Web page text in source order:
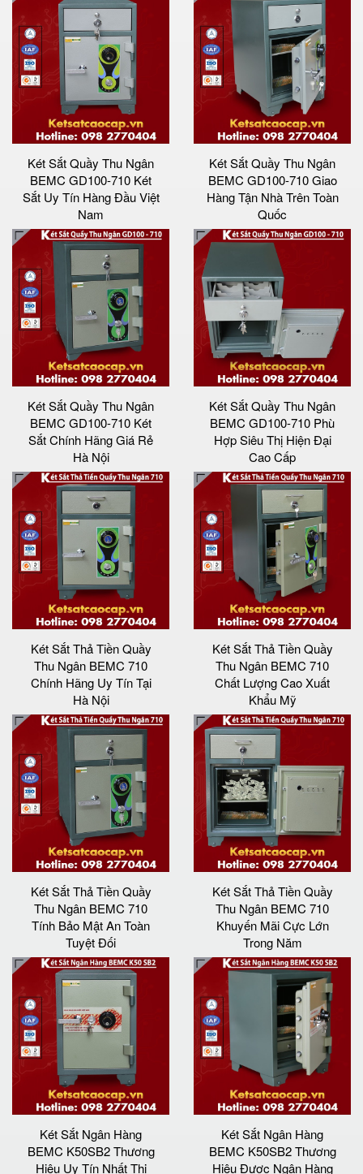
Két Sắt Quầy Thu Ngân
BEMC GD100-710 Két
Sắt Uy Tín Hàng Đầu Việt
Nam
Két Sắt Quầy Thu Ngân
BEMC GD100-710 Giao
Hàng Tận Nhà Trên Toàn
Quốc
Két Sắt Quầy Thu Ngân
BEMC GD100-710 Két
Sắt Chính Hãng Giá Rẻ
Hà Nội
Két Sắt Quầy Thu Ngân
BEMC GD100-710 Phù
Hợp Siêu Thị Hiện Đại
Cao Cấp
Két Sắt Thả Tiền Quầy
Thu Ngân BEMC 710
Chính Hãng Uy Tín Tại
Hà Nội
Két Sắt Thả Tiền Quầy
Thu Ngân BEMC 710
Chất Lượng Cao Xuất
Khẩu Mỹ
Két Sắt Thả Tiền Quầy
Thu Ngân BEMC 710
Tính Bảo Mật An Toàn
Tuyệt Đối
Két Sắt Thả Tiền Quầy
Thu Ngân BEMC 710
Khuyến Mãi Cực Lớn
Trong Năm
Két Sắt Ngân Hàng
BEMC K50SB2 Thương
Hiệu Uy Tín Nhất Thị
Két Sắt Ngân Hàng
BEMC K50SB2 Thương
Hiệu Được Ngân Hàng